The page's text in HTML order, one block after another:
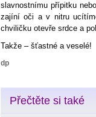
slavnostnímu přípitku
zajíní oči a v nitru
chviličku otevře srdce a
Takže – šťastné a veselé!
dp
Přečtěte si také